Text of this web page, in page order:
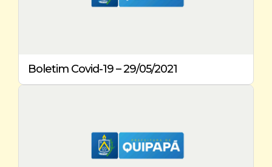
Boletim Covid-19 – 29/05/2021